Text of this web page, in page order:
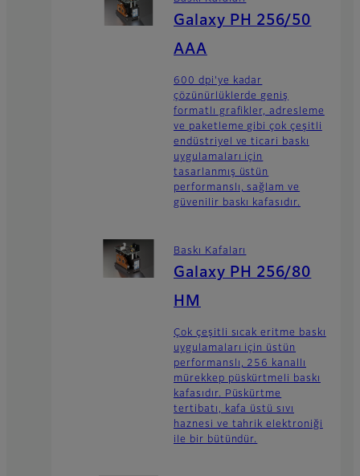
Galaxy PH 256/50
AAA
600 dpi'ye kadar
çözünürlüklerde geniş
formatlı grafikler, adresleme
ve paketleme gibi çok çeşitli
endüstriyel ve ticari baskı
uygulamaları için
tasarlanmış üstün
performanslı, sağlam ve
güvenilir baskı kafasıdır.
Baskı Kafaları
Galaxy PH 256/80
HM
Çok çeşitli sıcak eritme baskı
uygulamaları için üstün
performanslı, 256 kanallı
mürekkep püskürtmeli baskı
kafasıdır. Püskürtme
tertibatı, kafa üstü sıvı
haznesi ve tahrik elektroniği
ile bir bütündür.